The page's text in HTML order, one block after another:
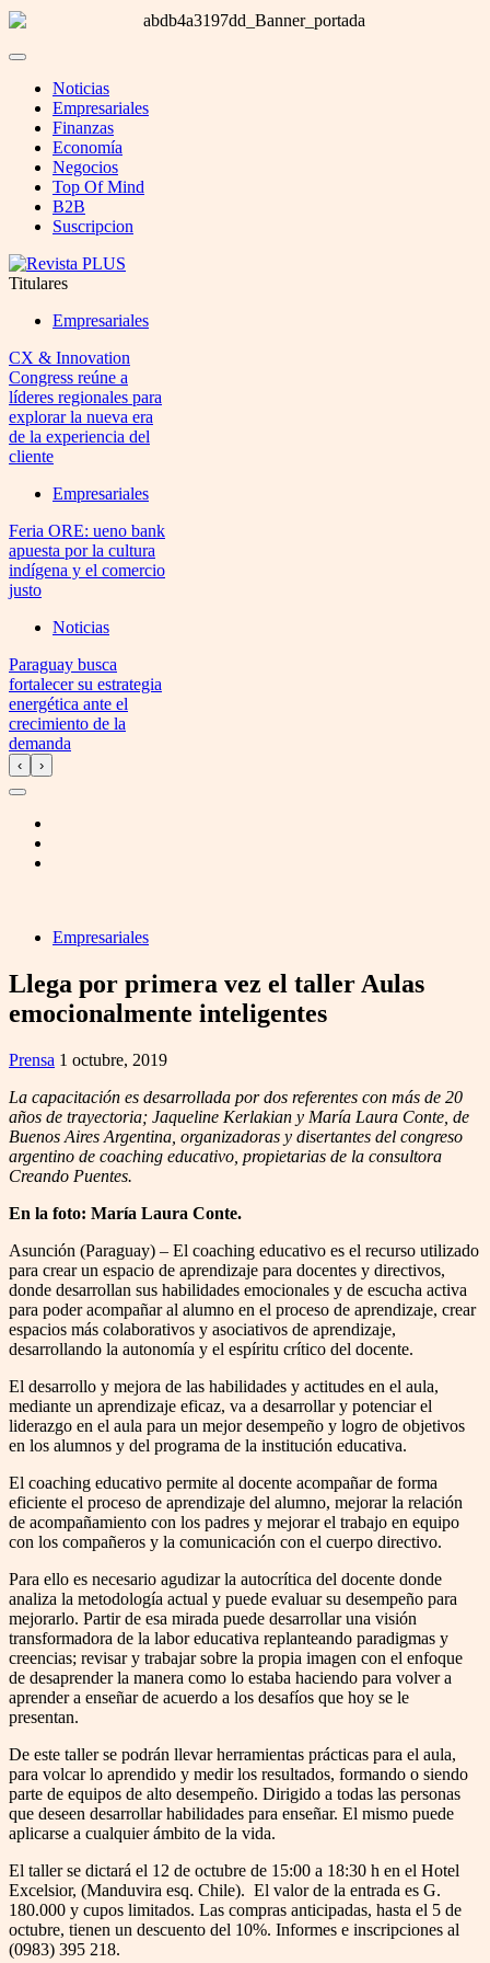
Noticias
Empresariales
Finanzas
Economía
Negocios
Top Of Mind
B2B
Suscripcion
Titulares
Empresariales
CX & Innovation
Congress reúne a
líderes regionales para
explorar la nueva era
de la experiencia del
cliente
Empresariales
Feria ORE: ueno bank
apuesta por la cultura
indígena y el comercio
justo
Noticias
Paraguay busca
fortalecer su estrategia
energética ante el
crecimiento de la
demanda
‹ ›
Empresariales
Llega por primera vez el taller Aulas
emocionalmente inteligentes
Prensa 1 octubre, 2019
La capacitación es desarrollada por dos referentes con más de 20
años de trayectoria; Jaqueline Kerlakian y María Laura Conte, de
Buenos Aires Argentina, organizadoras y disertantes del congreso
argentino de coaching educativo, propietarias de la consultora
Creando Puentes.
En la foto: María Laura Conte.
Asunción (Paraguay) – El coaching educativo es el recurso utilizado
para crear un espacio de aprendizaje para docentes y directivos,
donde desarrollan sus habilidades emocionales y de escucha activa
para poder acompañar al alumno en el proceso de aprendizaje, crear
espacios más colaborativos y asociativos de aprendizaje,
desarrollando la autonomía y el espíritu crítico del docente.
El desarrollo y mejora de las habilidades y actitudes en el aula,
mediante un aprendizaje eficaz, va a desarrollar y potenciar el
liderazgo en el aula para un mejor desempeño y logro de objetivos
en los alumnos y del programa de la institución educativa.
El coaching educativo permite al docente acompañar de forma
eficiente el proceso de aprendizaje del alumno, mejorar la relación
de acompañamiento con los padres y mejorar el trabajo en equipo
con los compañeros y la comunicación con el cuerpo directivo.
Para ello es necesario agudizar la autocrítica del docente donde
analiza la metodología actual y puede evaluar su desempeño para
mejorarlo. Partir de esa mirada puede desarrollar una visión
transformadora de la labor educativa replanteando paradigmas y
creencias; revisar y trabajar sobre la propia imagen con el enfoque
de desaprender la manera como lo estaba haciendo para volver a
aprender a enseñar de acuerdo a los desafíos que hoy se le
presentan.
De este taller se podrán llevar herramientas prácticas para el aula,
para volcar lo aprendido y medir los resultados, formando o siendo
parte de equipos de alto desempeño. Dirigido a todas las personas
que deseen desarrollar habilidades para enseñar. El mismo puede
aplicarse a cualquier ámbito de la vida.
El taller se dictará el 12 de octubre de 15:00 a 18:30 h en el Hotel
Excelsior, (Manduvira esq. Chile). El valor de la entrada es G.
180.000 y cupos limitados. Las compras anticipadas, hasta el 5 de
octubre, tienen un descuento del 10%. Informes e inscripciones al
(0983) 395 218.